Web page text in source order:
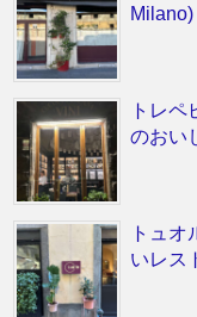
トレ
のおい
トュオ
いレス